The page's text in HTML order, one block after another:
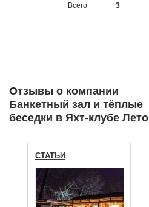
Всего
3
Отзывы о компании
Банкетный зал и тёплые
беседки в Яхт-клубе Лето
СТАТЬИ